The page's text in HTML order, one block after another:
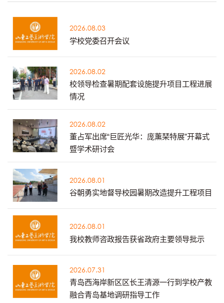
2026.08.03
学校党委召开会议
2026.08.02
校领导检查暑期配套设施提升项目工程进展
情况
2026.08.02
董占军出席“巨匠光华：庞薰琹特展”开幕式
暨学术研讨会
2026.08.01
谷朝勇实地督导校园暑期改造提升工程项目
2026.08.01
我校教师咨政报告获省政府主要领导批示
2026.07.31
青岛西海岸新区区长王清源一行到学校产教
融合青岛基地调研指导工作